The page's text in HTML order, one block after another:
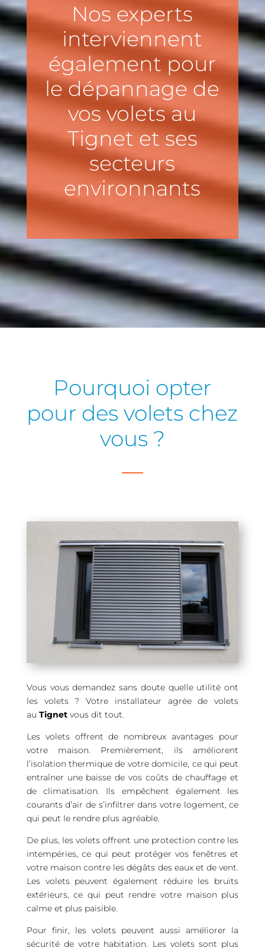
Nos experts
interviennent
également pour
le dépannage de
vos volets au
Tignet et ses
secteurs
environnants
Pourquoi opter
pour des volets chez
vous ?
Vous vous demandez sans doute quelle utilité ont
les volets ? Votre installateur agrée de volets
au Tignetvous dit tout.
Les volets offrent de nombreux avantages pour
votre maison. Premièrement, ils améliorent
l’isolation thermique de votre domicile, ce qui peut
entraîner une baisse de vos coûts de chauffage et
de climatisation. Ils empêchent également les
courants d’air de s’infiltrer dans votre logement, ce
qui peut le rendre plus agréable.
De plus, les volets offrent une protection contre les
intempéries, ce qui peut protéger vos fenêtres et
votre maison contre les dégâts des eaux et de vent.
Les volets peuvent également réduire les bruits
extérieurs, ce qui peut rendre votre maison plus
calme et plus paisible.
Pour finir, les volets peuvent aussi améliorer la
sécurité de votre habitation. Les volets sont plus